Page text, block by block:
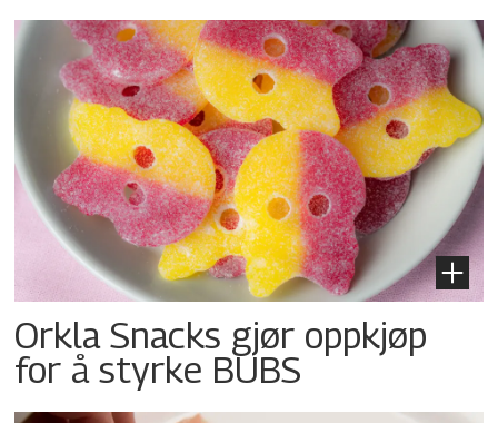
Orkla Snacks gjør oppkjøp
for å styrke BUBS